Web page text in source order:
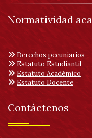
Normatividad
Derechos pecuniarios
Estatuto Estudiantil
Estatuto Académico
Estatuto Docente
Contáctenos